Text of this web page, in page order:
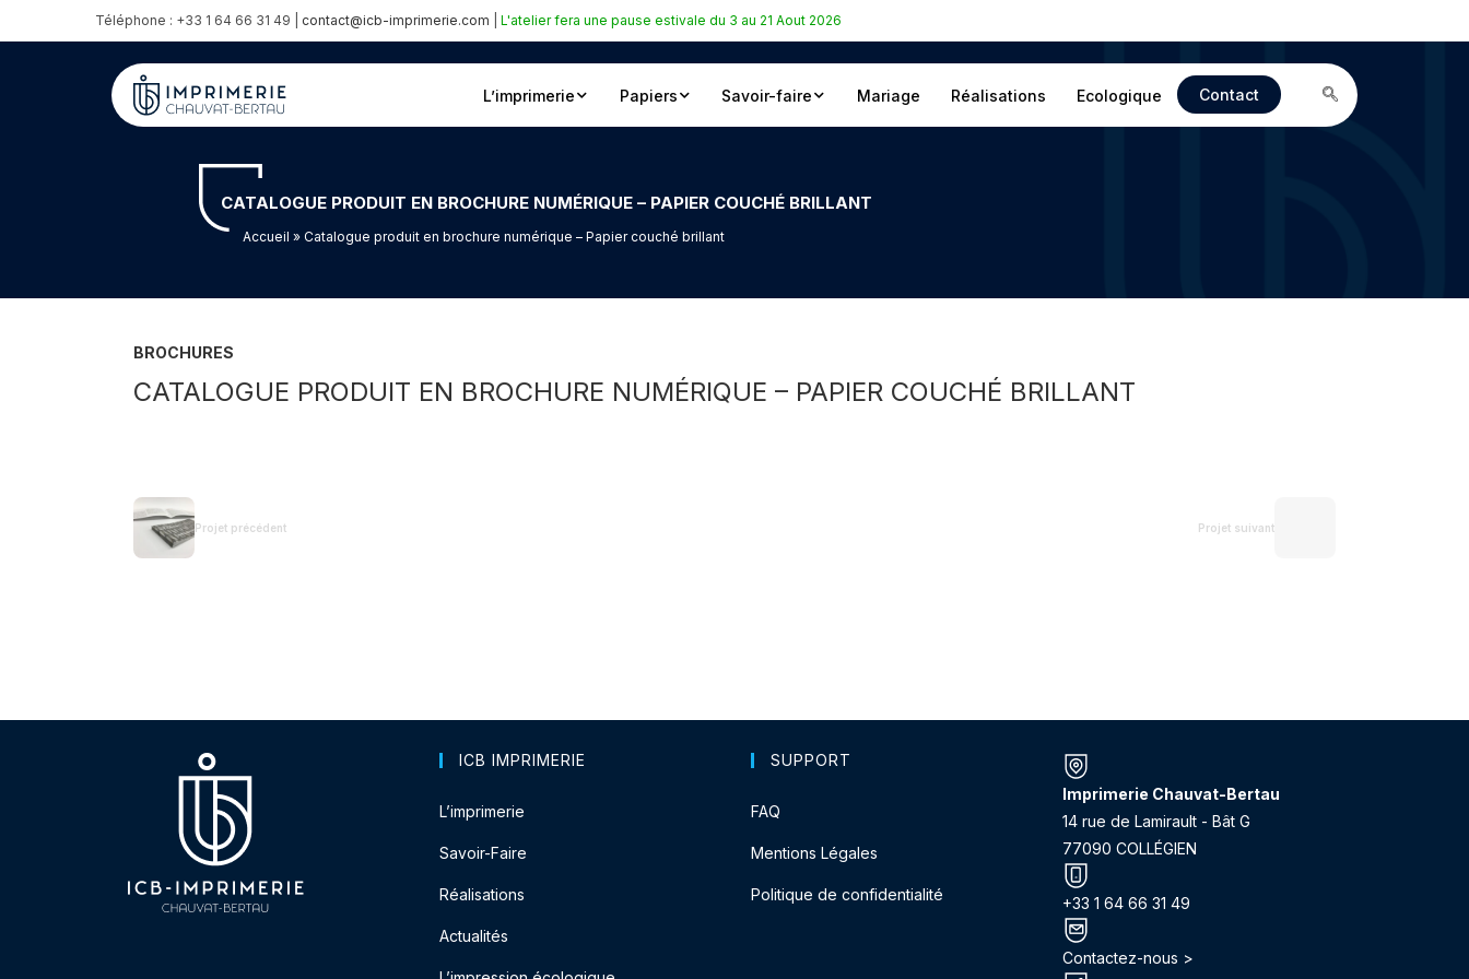
Téléphone : +33 1 64 66 31 49 | contact@icb-imprimerie.com L'atelier fera une pause estivale du 3 au 21 Aout 2026
L’imprimerie Papiers Savoir-faire Mariage Réalisations Ecologique Contact
CATALOGUE PRODUIT EN BROCHURE NUMÉRIQUE – PAPIER COUCHÉ BRILLANT
Accueil » Catalogue produit en brochure numérique – Papier couché brillant
BROCHURES
CATALOGUE PRODUIT EN BROCHURE NUMÉRIQUE – PAPIER COUCHÉ BRILLANT
Projet précédent Projet suivant
ICB IMPRIMERIE
L’imprimerie
Savoir-Faire
Réalisations
Actualités
SUPPORT
FAQ
Mentions Légales
Politique de confidentialité
Imprimerie Chauvat-Bertau
14 rue de Lamirault - Bât G
77090 COLLÉGIEN
+33 1 64 66 31 49
Contactez-nous >